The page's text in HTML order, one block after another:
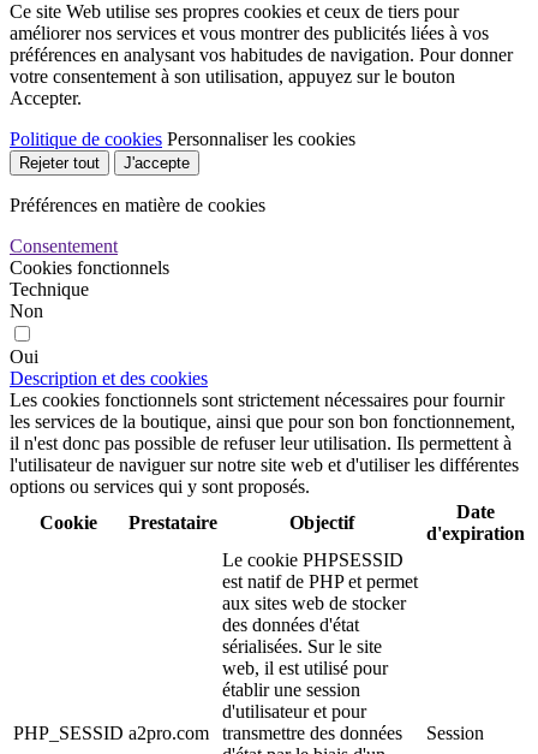
Ce site Web utilise ses propres cookies et ceux de tiers pour
améliorer nos services et vous montrer des publicités liées à vos
préférences en analysant vos habitudes de navigation. Pour donner
votre consentement à son utilisation, appuyez sur le bouton
Accepter.
Politique de cookies Personnaliser les cookies
Rejeter tout J'accepte
Préférences en matière de cookies
Consentement
Cookies fonctionnels
Technique
Non
Oui
Description et des cookies
Les cookies fonctionnels sont strictement nécessaires pour fournir
les services de la boutique, ainsi que pour son bon fonctionnement,
il n'est donc pas possible de refuser leur utilisation. Ils permettent à
l'utilisateur de naviguer sur notre site web et d'utiliser les différentes
options ou services qui y sont proposés.
Cookie
Prestataire Objectif
Date
d'expiration
PHP_SESSID a2pro.com
Le cookie PHPSESSID
est natif de PHP et permet
aux sites web de stocker
des données d'état
sérialisées. Sur le site
web, il est utilisé pour
établir une session
d'utilisateur et pour
transmettre des données
Session